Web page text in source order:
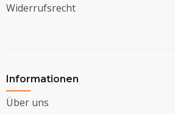
Widerrufsrecht
Informationen
Über uns